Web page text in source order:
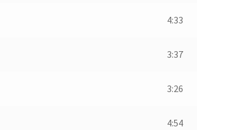
4:33
3:37
3:26
4:54